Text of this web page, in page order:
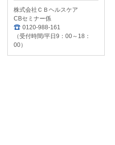
株式会社ＣＢヘルスケア
CBセミナー係
0120-988-161
（受付時間/平日9：00～18：
00）